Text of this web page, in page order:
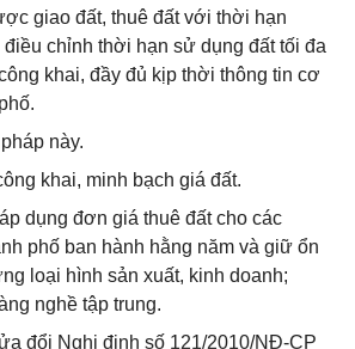
giao đất, thuê đất với thời hạn
chỉnh thời hạn sử dụng đất tối đa
khai, đầy đủ kịp thời thông tin cơ
này.
khai, minh bạch giá đất.
dụng đơn giá thuê đất cho các
phố ban hành hằng năm và giữ ổn
loại hình sản xuất, kinh doanh;
nghề tập trung.
đổi Nghị định số 121/2010/NĐ-CP